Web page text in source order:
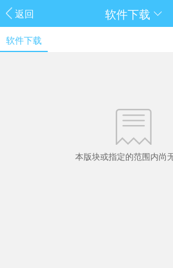
返回 软件下载
软件下载
本版块或指定的范围内尚